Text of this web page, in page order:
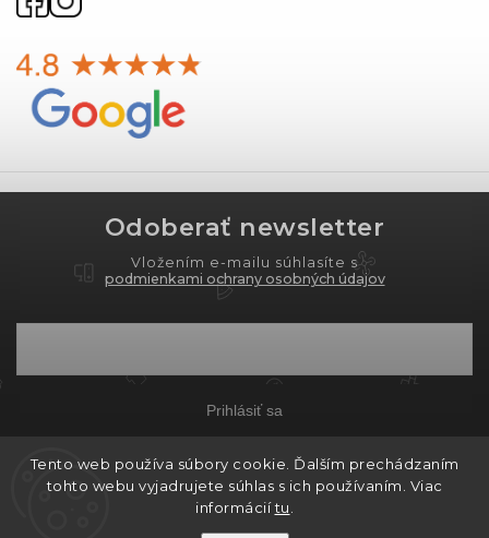
Tento web používa súbory cookie. Ďalším prechádzaním
tohto webu vyjadrujete súhlas s ich používaním. Viac
informáciítu
Odoberať newsletter
Vložením e-mailu súhlasíte s
podmienkami ochrany osobných údajov
Prihlásiť sa
Copyright 2026PROXIMA.store